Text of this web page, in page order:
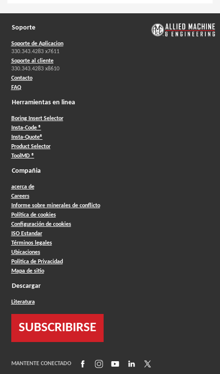
Soporte
Soporte de Aplicacion
330.343.4283 x7611
Soporte al cliente
330.343.4283 x8610
Contacto
FAQ
Herramientas en linea
Boring Insert Selector
Insta-Code ®
Insta-Quote®
Product Selector
ToolMD ®
Compañia
acerca de
Careers
Informe sobre minerales de conflicto
Política de cookies
Configuración de cookies
ISO Estandar
Términos legales
Ubicaciones
Politica de Privacidad
Mapa de sitio
Descargar
Literatura
SUBSCRIBIRSE
MANTENTE CONECTADO (Opens in a new window)
(Opens in a new window)
(Opens in a new window)
(Opens in a new window)